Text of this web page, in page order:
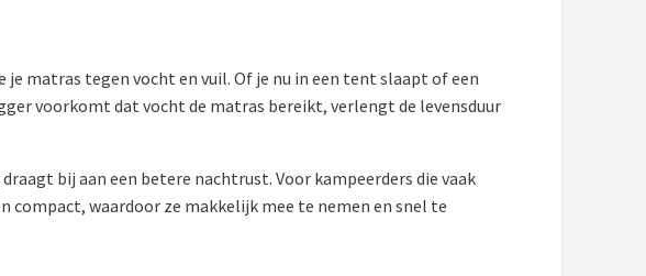
matras tegen vocht en vuil. Of je nu in een tent slaapt of een
voorkomt dat vocht de matras bereikt, verlengt de levensduur
bij aan een betere nachtrust. Voor kampeerders die vaak
waardoor ze makkelijk mee te nemen en snel te